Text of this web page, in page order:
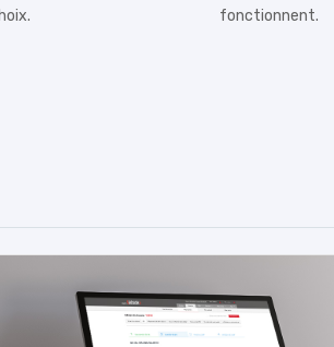
fonctionnent.